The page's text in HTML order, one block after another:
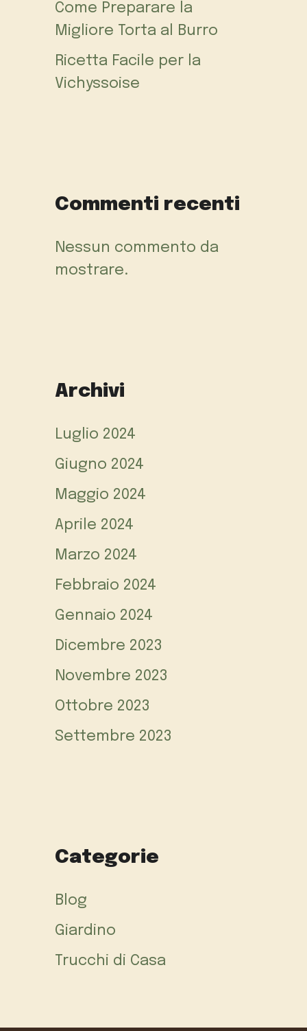
Come Preparare la
Migliore Torta al Burro
Ricetta Facile per la
Vichyssoise
Commenti recenti
Nessun commento da
mostrare.
Archivi
Luglio 2024
Giugno 2024
Maggio 2024
Aprile 2024
Marzo 2024
Febbraio 2024
Gennaio 2024
Dicembre 2023
Novembre 2023
Ottobre 2023
Settembre 2023
Categorie
Blog
Giardino
Trucchi di Casa